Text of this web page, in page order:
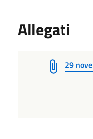
Allegati
29